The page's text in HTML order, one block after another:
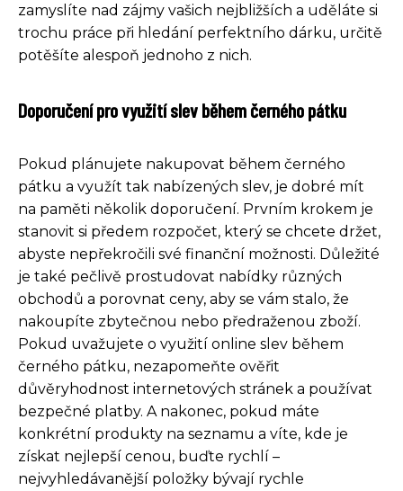
zamyslíte nad zájmy vašich nejbližších a uděláte si
trochu práce při hledání perfektního dárku, určitě
potěšíte alespoň jednoho z nich.
Doporučení pro využití slev během černého pátku
Pokud plánujete nakupovat během černého
pátku a využít tak nabízených slev, je dobré mít
na paměti několik doporučení. Prvním krokem je
stanovit si předem rozpočet, který se chcete držet,
abyste nepřekročili své finanční možnosti. Důležité
je také pečlivě prostudovat nabídky různých
obchodů a porovnat ceny, aby se vám stalo, že
nakoupíte zbytečnou nebo předraženou zboží.
Pokud uvažujete o využití online slev během
černého pátku, nezapomeňte ověřit
důvěryhodnost internetových stránek a používat
bezpečné platby. A nakonec, pokud máte
konkrétní produkty na seznamu a víte, kde je
získat nejlepší cenou, buďte rychlí –
nejvyhledávanější položky bývají rychle